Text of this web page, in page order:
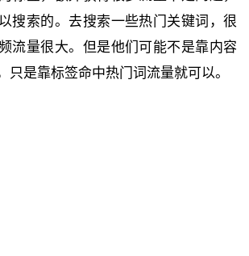
搜索的。去搜索一些热门关键词，很
流量很大。但是他们可能不是靠内容
只是靠标签命中热门词流量就可以。